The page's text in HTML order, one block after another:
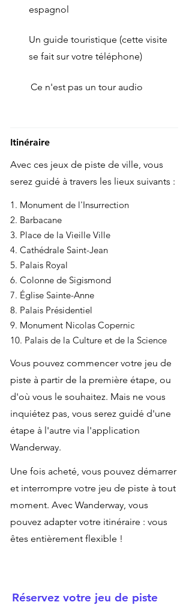
espagnol
Un guide touristique (cette visite
se fait sur votre téléphone)
Ce n'est pas un tour audio
Itinéraire
Avec ces jeux de piste de ville, vous
serez guidé à travers les lieux suivants :
1. Monument de l'Insurrection
2. Barbacane
3. Place de la Vieille Ville
4. Cathédrale Saint-Jean
5. Palais Royal
6. Colonne de Sigismond
7. Église Sainte-Anne
8. Palais Présidentiel
9. Monument Nicolas Copernic
10. Palais de la Culture et de la Science
Vous pouvez commencer votre jeu de
piste à partir de la première étape, ou
d'où vous le souhaitez. Mais ne vous
inquiétez pas, vous serez guidé d'une
étape à l'autre via l'application
Wanderway.
Une fois acheté, vous pouvez démarrer
et interrompre votre jeu de piste à tout
moment. Avec Wanderway, vous
pouvez adapter votre itinéraire : vous
êtes entièrement flexible !
Réservez votre jeu de piste